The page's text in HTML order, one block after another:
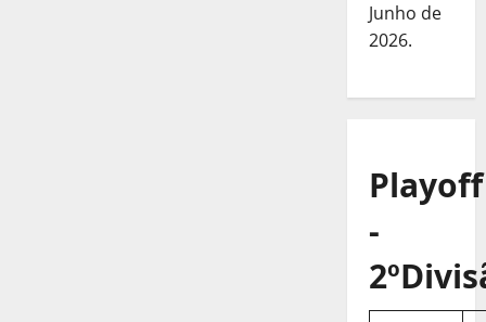
Junho de
2026.
Playoff
-